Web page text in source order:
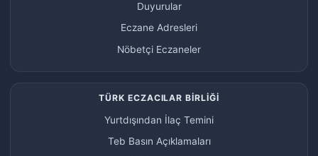
Duyurular
Eczane Adresleri
Nöbetçi Eczaneler
TÜRK ECZACILAR BİRLİĞİ
Yurtdışından İlaç Temini
Teb Basın Açıklamaları